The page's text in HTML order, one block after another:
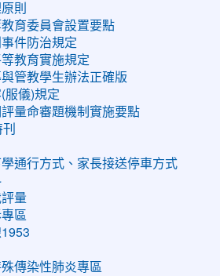
則
教育委員會設置要點
事件防治規定
等教育實施規定
與管教學生辦法正確版
服儀)規定
評量命審題機制實施要點
通行方式、家長接送停車方式
量
區
傳染性肺炎專區